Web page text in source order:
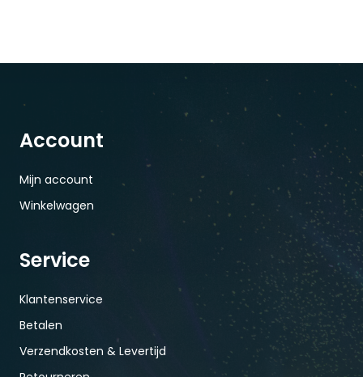
Account
Mijn account
Winkelwagen
Service
Klantenservice
Betalen
Verzendkosten & Levertijd